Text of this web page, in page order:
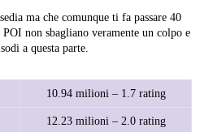
ma che comunque ti fa passare 40
non sbagliano veramente un colpo e
a questa parte.
10.94 milioni – 1.7 rating
12.23 milioni – 2.0 rating